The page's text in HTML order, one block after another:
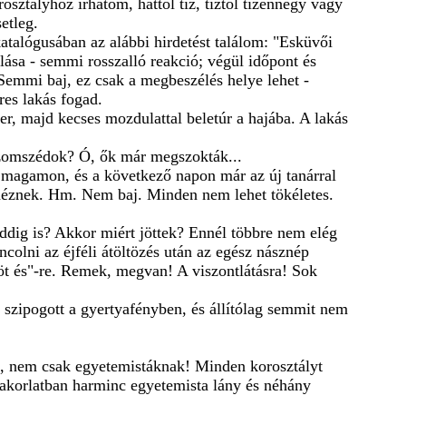
írhatom, hattól tíz, tíztől tizennégy vagy
az alábbi hirdetést találom: "Esküvői
- semmi rosszalló reakció; végül időpont és
baj, ez csak a megbeszélés helye lehet -
lakás fogad.
majd kecses mozdulattal beletúr a hajába. A lakás
Ó, ők már megszokták...
és a következő napon már az új tanárral
Hm. Nem baj. Minden nem lehet tökéletes.
is? Akkor miért jöttek? Ennél többre nem elég
az éjféli átöltözés után az egész násznép
és"-re. Remek, megvan! A viszontlátásra! Sok
a gyertyafényben, és állítólag semmit nem
csak egyetemistáknak! Minden korosztályt
harminc egyetemista lány és néhány